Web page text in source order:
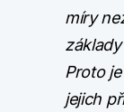
míry
Proto
jejich